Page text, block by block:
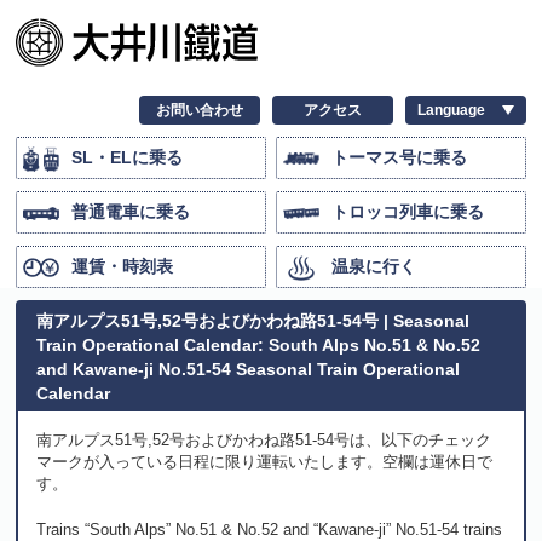
お問い合わせ アクセス
SL・ELに乗る トーマス号に乗る
普通電車に乗る トロッコ列車に乗る
運賃・時刻表 温泉に行く
南アルプス51号,52号およびかわね路51-54号 | Seasonal
Train Operational Calendar: South Alps No.51 & No.52
and Kawane-ji No.51-54 Seasonal Train Operational
Calendar
南アルプス51号,52号およびかわね路51-54号は、以下のチェック
マークが入っている日程に限り運転いたします。空欄は運休日で
す。
Trains “South Alps” No.51 & No.52 and “Kawane-ji” No.51-54 trains